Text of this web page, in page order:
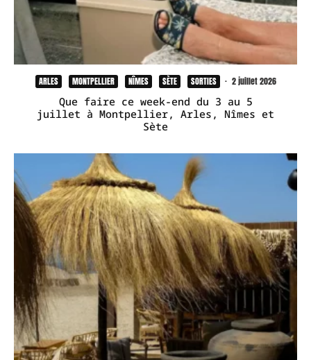
ARLES MONTPELLIER NÎMES SÈTE SORTIES · 2 juillet 2026
Que faire ce week-end du 3 au 5
juillet à Montpellier, Arles, Nîmes et
Sète